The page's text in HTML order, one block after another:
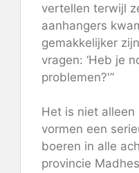
vertellen terwijl
aanhangers
gemakkelijker
vragen: ‘Heb je
problemen?'”
Het is niet alleen
vormen een
boeren in alle
provincie